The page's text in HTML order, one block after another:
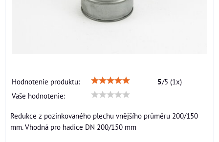
Hodnotenie produktu: 5/5 (1x)
Vaše hodnotenie:
Redukce z pozinkovaného plechu vnějšího průměru 200/150
mm. Vhodná pro hadice DN 200/150 mm